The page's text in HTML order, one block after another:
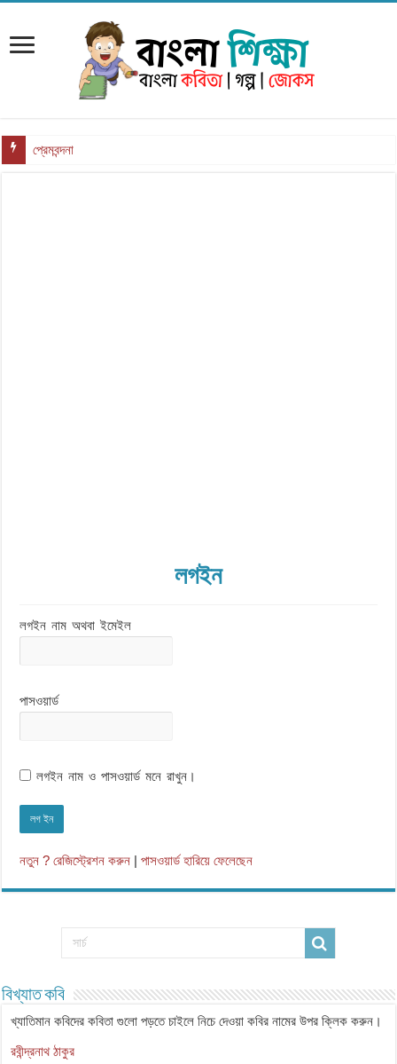
প্রেমবন্দনা
লগইন
লগইন নাম অথবা ইমেইল
পাসওয়ার্ড
লগইন নাম ও পাসওয়ার্ড মনে রাখুন।
নতুন ? রেজিস্ট্রেশন করুন |পাসওয়ার্ড হারিয়ে ফেলেছেন
বিখ্যাত কবি
খ্যাতিমান কবিদের কবিতা গুলো পড়তে চাইলে নিচে দেওয়া কবির নামের উপর ক্লিক করুন।
রবীন্দ্রনাথ ঠাকুর